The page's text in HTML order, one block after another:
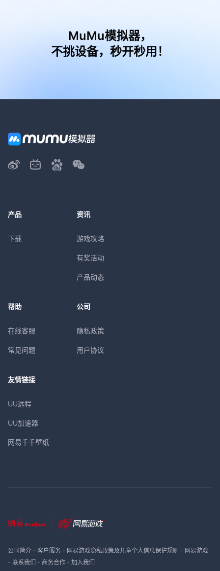
MuMu模拟器，
不挑设备，秒开秒用！
产品
下载
资讯
游戏攻略
有奖活动
产品动态
帮助
在线客服
常见问题
公司
隐私政策
用户协议
友情链接
UU远程
UU加速器
网易千千壁纸
公司简介- 客户服务- 网易游戏隐私政策及儿童个人信息保护规则 - 网易游戏
- 联系我们 - 商务合作- 加入我们